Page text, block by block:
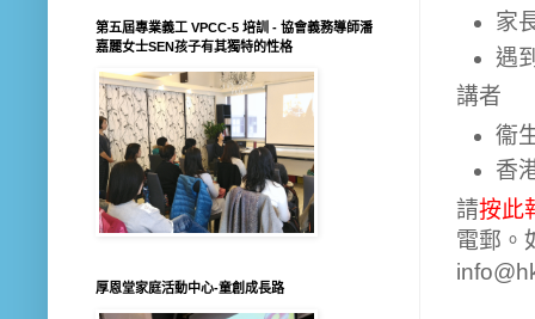
家
遇
講者
衞
香
請按此
電郵。
第五屆專業義工 VPCC-5 培訓 - 協會義務導師潘
嘉麗女士SEN孩子有其獨特的性格
厚恩堂家庭活動中心-童創成長路